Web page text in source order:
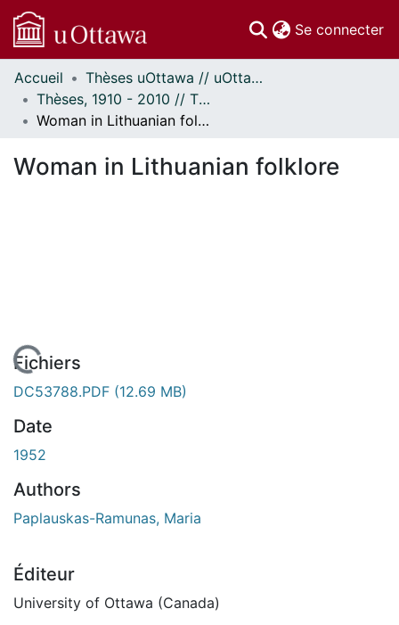
Se connecter
Communautés
et collections
Parcourir
À propos
Accueil
Thèses uOttawa // uOttawa Theses
Thèses, 1910 - 2010 // Theses, 1910 - 2010
Woman in Lithuanian folklore
Woman in Lithuanian folklore
En cours de chargement...
Fichiers
DC53788.PDF (12.69 MB)
Date
1952
Authors
Paplauskas-Ramunas, Maria
Éditeur
University of Ottawa (Canada)